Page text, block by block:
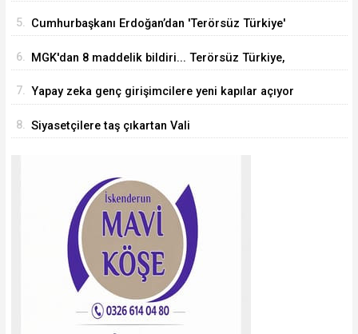
5. Cumhurbaşkanı Erdoğan’dan 'Terörsüz Türkiye'
6. MGK'dan 8 maddelik bildiri... Terörsüz Türkiye,
7. Yapay zeka genç girişimcilere yeni kapılar açıyor
8. Siyasetçilere taş çıkartan Vali